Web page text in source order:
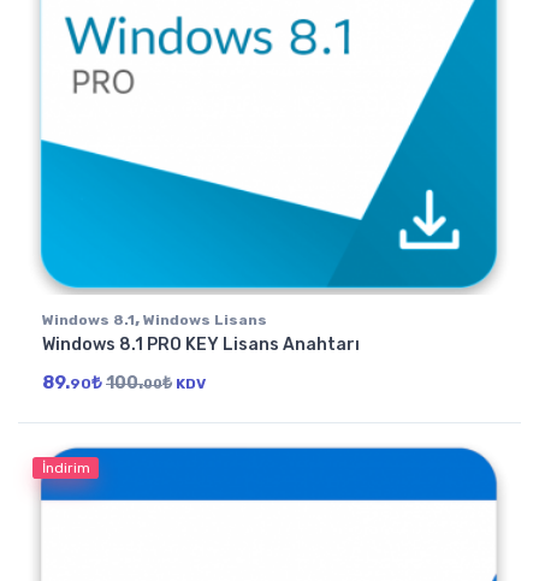
Windows 8.1, Windows Lisans
Windows 8.1 PRO KEY Lisans Anahtarı
89.90₺100.00₺ KDV
İndirim